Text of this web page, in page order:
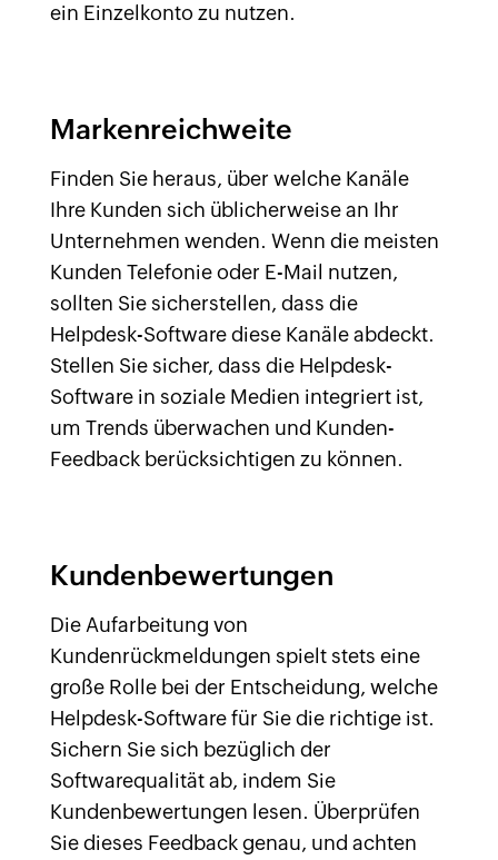
ein Einzelkonto zu nutzen.
Markenreichweite
Finden Sie heraus, über welche Kanäle
Ihre Kunden sich üblicherweise an Ihr
Unternehmen wenden. Wenn die meisten
Kunden Telefonie oder E-Mail nutzen,
sollten Sie sicherstellen, dass die
Helpdesk-Software diese Kanäle abdeckt.
Stellen Sie sicher, dass die Helpdesk-
Software in soziale Medien integriert ist,
um Trends überwachen und Kunden-
Feedback berücksichtigen zu können.
Kundenbewertungen
Die Aufarbeitung von
Kundenrückmeldungen spielt stets eine
große Rolle bei der Entscheidung, welche
Helpdesk-Software für Sie die richtige ist.
Sichern Sie sich bezüglich der
Softwarequalität ab, indem Sie
Kundenbewertungen lesen. Überprüfen
Sie dieses Feedback genau, und achten